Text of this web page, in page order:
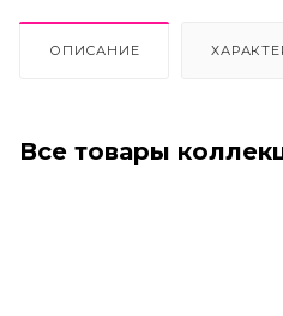
ОПИСАНИЕ
Все товары